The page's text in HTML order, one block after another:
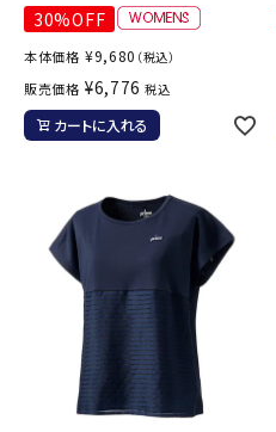
30%OFF
本体価格 ¥9,680 （税込）
販売価格 ¥6,776 税込
カートに入れる